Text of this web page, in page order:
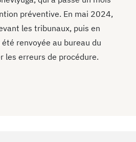
préventive. En mai 2024,
les tribunaux, puis en
renvoyée au bureau du
les erreurs de procédure.